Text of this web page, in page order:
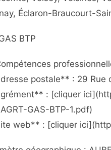
Éclaron-Braucourt-
BTP
postale** : 29 Rue
: [cliquer
GAS-BTP-1.pdf)
web** : [cliquer